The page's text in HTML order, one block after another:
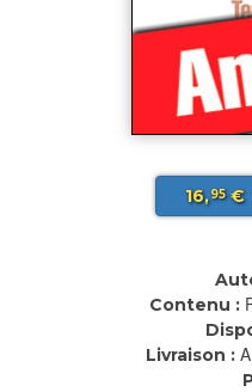
16,95€
Contenu :
Livraison :